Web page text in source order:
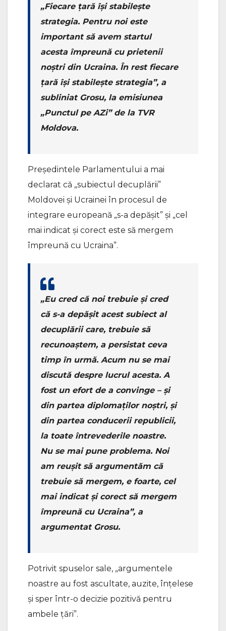
„Fiecare țară își stabilește
strategia. Pentru noi este
important să avem startul
acesta împreună cu prietenii
noștri din Ucraina. În rest fiecare
țară își stabilește strategia”, a
subliniat Grosu, la emisiunea
„Punctul pe AZi” de la TVR
Moldova.
Președintele Parlamentului a mai
declarat că „subiectul decuplării”
Moldovei și Ucrainei în procesul de
integrare europeană „s-a depășit” și „cel
mai indicat și corect este să mergem
împreună cu Ucraina”.
„Eu cred că noi trebuie și cred
că s-a depășit acest subiect al
decuplării care, trebuie să
recunoaștem, a persistat ceva
timp în urmă. Acum nu se mai
discută despre lucrul acesta. A
fost un efort de a convinge – și
din partea diplomaților noștri, și
din partea conducerii republicii,
la toate întrevederile noastre.
Nu se mai pune problema. Noi
am reușit să argumentăm că
trebuie să mergem, e foarte, cel
mai indicat și corect să mergem
împreună cu Ucraina”, a
argumentat Grosu.
Potrivit spuselor sale, „argumentele
noastre au fost ascultate, auzite, înțelese
și sper într-o decizie pozitivă pentru
ambele țări”.